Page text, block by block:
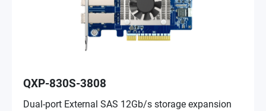
QXP-830S-3808
Dual-port External SAS 12Gb/s storage expansion